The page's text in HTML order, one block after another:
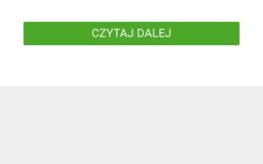
CZYTAJ DALEJ